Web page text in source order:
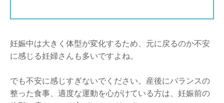
妊娠中は大きく体型が変化するため、元に戻るのか不安
に感じる妊婦さんも多いですよね。
でも不安に感じすぎないでください。産後にバランスの
整った食事、適度な運動を心がけている方は、妊娠前の